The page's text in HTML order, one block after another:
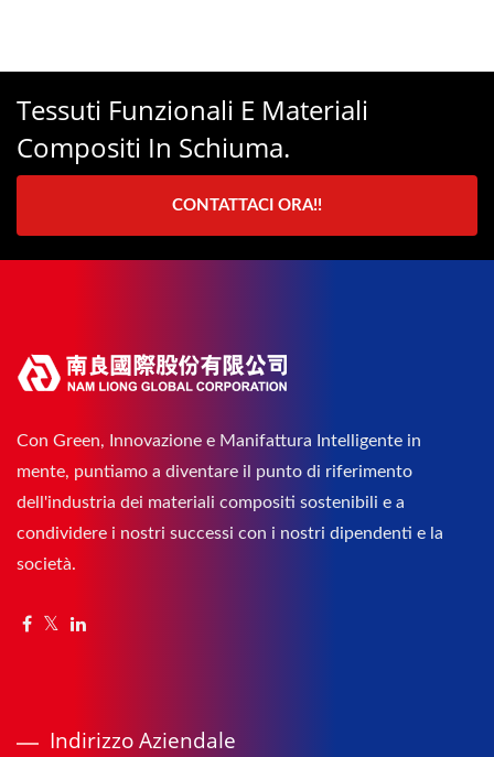
Tessuti Funzionali E Materiali
Compositi In Schiuma.
CONTATTACI ORA!!
Con Green, Innovazione e Manifattura Intelligente in
mente, puntiamo a diventare il punto di riferimento
dell'industria dei materiali compositi sostenibili e a
condividere i nostri successi con i nostri dipendenti e la
società.
Indirizzo Aziendale